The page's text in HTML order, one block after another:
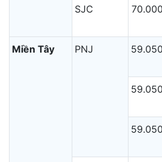
SJC 70.000
Miền Tây PNJ 59.050
59.050
59.050